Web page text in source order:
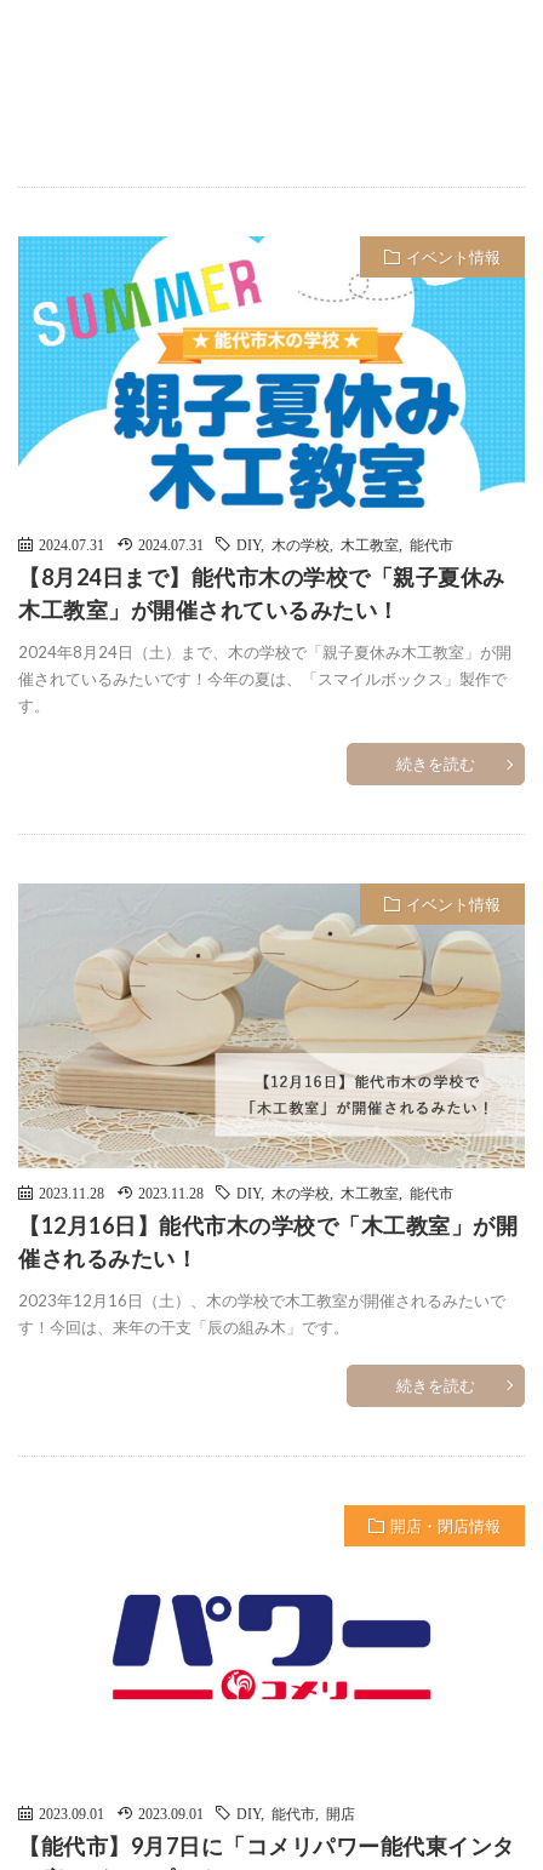
イベント情報
2024.07.31 2024.07.31 DIY, 木の学校 木工教室 能代市
【8月24日まで】能代市木の学校で「親子夏休み
木工教室」が開催されているみたい！
2024年8月24日（土）まで、木の学校で「親子夏休み木工教室」が開
催されているみたいです！今年の夏は、「スマイルボックス」製作で
す。
続きを読む
イベント情報
2023.11.28 2023.11.28 DIY, 木の学校 木工教室 能代市
【12月16日】能代市木の学校で「木工教室」が開
催されるみたい！
2023年12月16日（土）、木の学校で木工教室が開催されるみたいで
す！今回は、来年の干支「辰の組み木」です。
続きを読む
開店・閉店情報
2023.09.01 2023.09.01 DIY, 能代市 開店
【能代市】9月7日に「コメリパワー能代東インタ